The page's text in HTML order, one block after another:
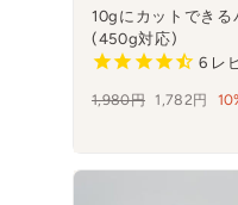
10gにカットできる
(450g対応)
6レ
通
格
1,980円
セ
1,782円